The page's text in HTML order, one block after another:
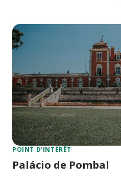
POINT D'INTÉRÊT
Palácio de Pombal